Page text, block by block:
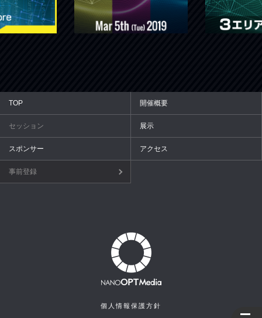
TOP 開催概要
セッション 展示
スポンサー アクセス
事前登録
個人情報保護方針